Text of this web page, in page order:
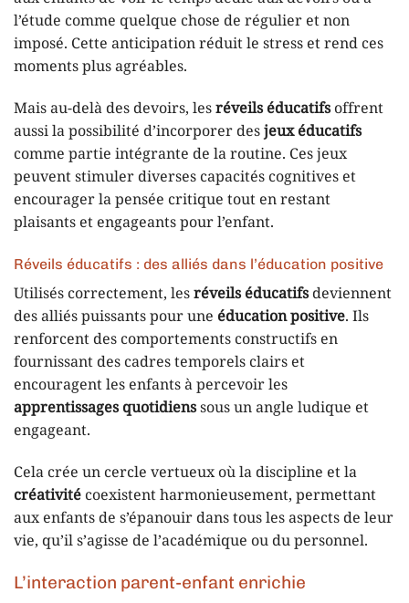
l’étude comme quelque chose de régulier et non
imposé. Cette anticipation réduit le stress et rend ces
moments plus agréables.
Mais au-delà des devoirs, lesréveils éducatifsoffrent
aussi la possibilité d’incorporer desjeux éducatifs
comme partie intégrante de la routine. Ces jeux
peuvent stimuler diverses capacités cognitives et
encourager la pensée critique tout en restant
plaisants et engageants pour l’enfant.
Réveils éducatifs : des alliés dans l’éducation positive
Utilisés correctement, lesréveils éducatifsdeviennent
des alliés puissants pour une éducation positive. Ils
renforcent des comportements constructifs en
fournissant des cadres temporels clairs et
encouragent les enfants à percevoir les
apprentissages quotidienssous un angle ludique et
engageant.
Cela crée un cercle vertueux où la discipline et la
créativité coexistent harmonieusement, permettant
aux enfants de s’épanouir dans tous les aspects de leur
vie, qu’il s’agisse de l’académique ou du personnel.
L’interaction parent-enfant enrichie